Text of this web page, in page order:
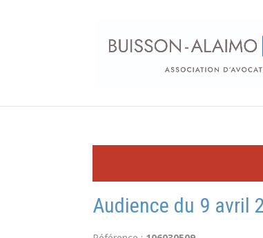
Audience du 9 avril